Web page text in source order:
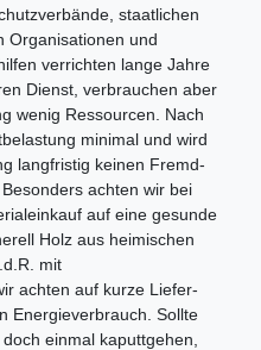
staatlichen
Organisationen und
verrichten lange Jahre
Dienst, verbrauchen aber
wenig ­Ressourcen. Nach
minimal und wird
langfristig keinen Fremd­
achten wir bei
auf eine gesunde
Holz aus heimischen
mit
achten auf kurze Liefer-
Energieverbrauch. Sollte
einmal ­kaputtgehen,